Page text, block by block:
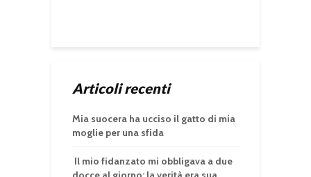
Articoli recenti
Mia suocera ha ucciso il gatto di mia
moglie per una sfida
Il mio fidanzato mi obbligava a due